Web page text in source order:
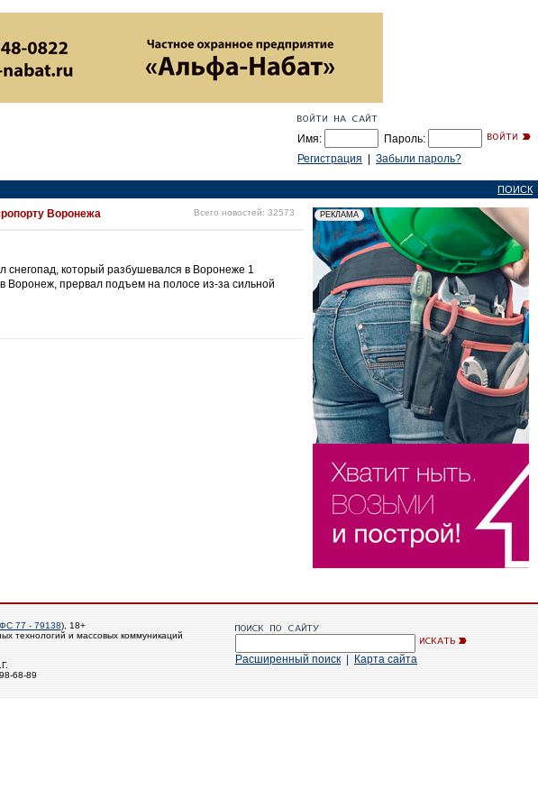
Имя:
Пароль:
Регистрация
Забыли пароль?
ПОИСК
Воронежа Всего новостей: 32573
снегопад, который разбушевался в Воронеже 1
Воронеж, прервал подъем на полосе из-за сильной
77 - 79138), 18+
технологий и массовых коммуникаций
68-89
Расширенный поиск Карта сайта